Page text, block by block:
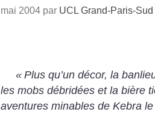
mai 2004 par UCL Grand-Paris-Sud
« Plus qu’un décor, la
les mobs débridées et la bière
aventures minables de Kebra